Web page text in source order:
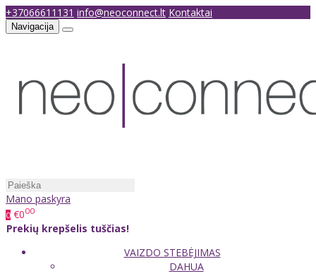
+37066611131 info@neoconnect.lt Kontaktai
Navigacija
Mano paskyra
0 €000
Prekių krepšelis tuščias!
VAIZDO STEBĖJIMAS
DAHUA